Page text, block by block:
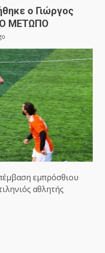
ο Γιώργος
ΜΕΤΩΠΟ
εμπρόσθιου
αθλητής